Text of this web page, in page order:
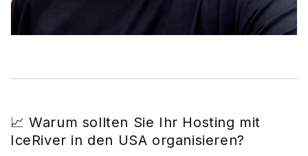
📈 Warum sollten Sie Ihr Hosting mit
IceRiver in den USA organisieren?